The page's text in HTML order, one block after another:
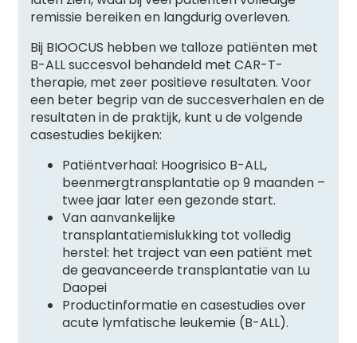
remissie bereiken en langdurig overleven.
Bij BIOOCUS hebben we talloze patiënten met
B-ALL succesvol behandeld met CAR-T-
therapie, met zeer positieve resultaten. Voor
een beter begrip van de succesverhalen en de
resultaten in de praktijk, kunt u de volgende
casestudies bekijken:
Patiëntverhaal: Hoogrisico B-ALL,
beenmergtransplantatie op 9 maanden –
twee jaar later een gezonde start.
Van aanvankelijke
transplantatiemislukking tot volledig
herstel: het traject van een patiënt met
de geavanceerde transplantatie van Lu
Daopei
Productinformatie en casestudies over
acute lymfatische leukemie (B-ALL).